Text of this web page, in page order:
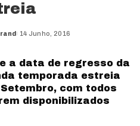
14 Junho, 2016
a data de regresso da
temporada estreia
com todos
disponibilizados